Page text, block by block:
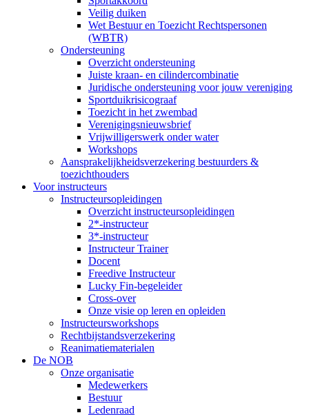
Veilig duiken
Wet Bestuur en Toezicht Rechtspersonen
(WBTR)
Ondersteuning
Overzicht ondersteuning
Juiste kraan- en cilindercombinatie
Juridische ondersteuning voor jouw vereniging
Sportduikrisicograaf
Toezicht in het zwembad
Verenigingsnieuwsbrief
Vrijwilligerswerk onder water
Workshops
Aansprakelijkheidsverzekering bestuurders &
toezichthouders
Voor instructeurs
Instructeursopleidingen
Overzicht instructeursopleidingen
2*-instructeur
3*-instructeur
Instructeur Trainer
Docent
Freedive Instructeur
Lucky Fin-begeleider
Cross-over
Onze visie op leren en opleiden
Instructeursworkshops
Rechtbijstandsverzekering
Reanimatiematerialen
De NOB
Onze organisatie
Medewerkers
Bestuur
Ledenraad